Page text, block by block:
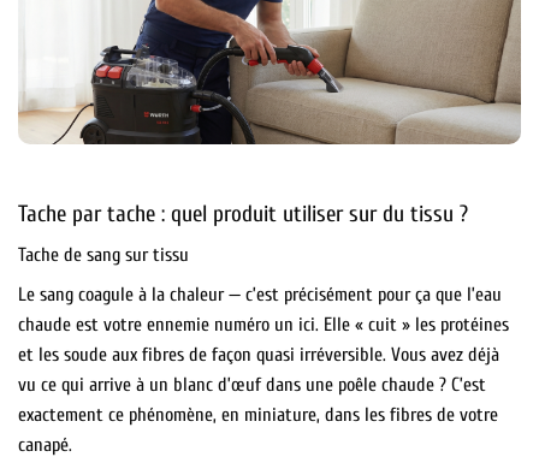
Tache par tache : quel produit utiliser sur du tissu ?
Tache de sang sur tissu
Le sang coagule à la chaleur — c’est précisément pour ça que l’eau
chaude est votre ennemie numéro un ici. Elle « cuit » les protéines
et les soude aux fibres de façon quasi irréversible. Vous avez déjà
vu ce qui arrive à un blanc d’œuf dans une poêle chaude ? C’est
exactement ce phénomène, en miniature, dans les fibres de votre
canapé.